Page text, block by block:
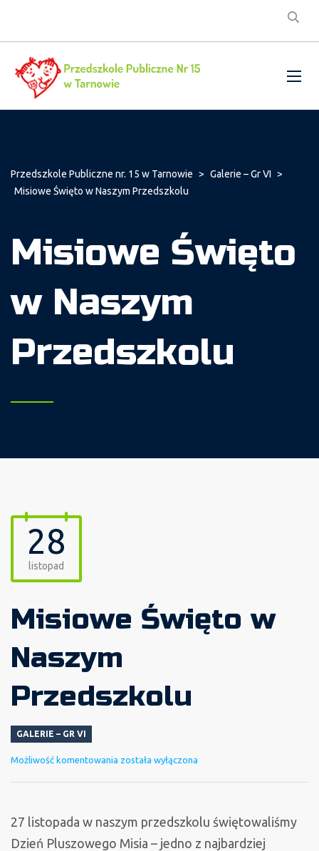
Przedszkole Publiczne nr. 15 w Tarnowie > Galerie – Gr VI >
Misiowe Święto w Naszym Przedszkolu
Misiowe Święto
w Naszym
Przedszkolu
28
listopad
Misiowe Święto w
Naszym
Przedszkolu
GALERIE – GR VI
Możliwość komentowania Misiowe
Naszym
Przedszkolu
została wyłączona
27 listopada w naszym przedszkolu świętowaliśmy
Dzień Pluszowego Misia – jedno z najbardziej